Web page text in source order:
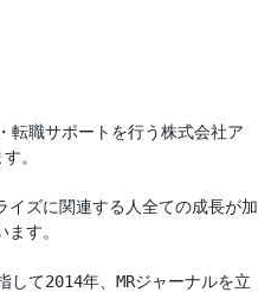
転職サポートを行う株式会社ア
。
イズに関連する人全ての成長が加
す。
して2014年、MRジャーナルを立